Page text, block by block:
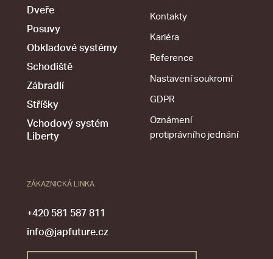
Dveře
Posuvy
Obkladové systémy
Schodiště
Zábradlí
Stříšky
Vchodový systém
Liberty
Kontakty
Kariéra
Reference
Nastavení soukromí
GDPR
Oznámení
protiprávního jednání
ZÁKAZNICKÁ LINKA
+420 581 587 811
info@japfuture.cz